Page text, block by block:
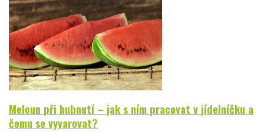
Meloun při hubnutí – jak s ním pracovat v jídelníčku a
čemu se vyvarovat?